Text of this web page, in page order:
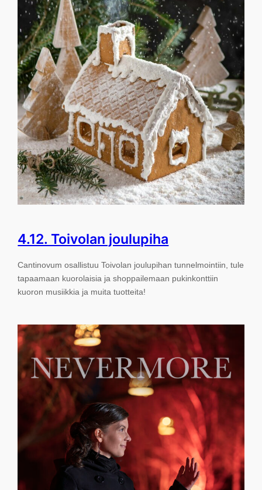
4.12. Toivolan joulupiha
Cantinovum osallistuu Toivolan joulupihan tunnelmointiin, tule
tapaamaan kuorolaisia ja shoppailemaan pukinkonttiin
kuoron musiikkia ja muita tuotteita!